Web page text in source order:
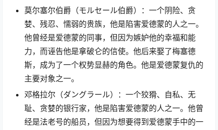
莫尔塞尔伯爵（モルセール伯爵）：一个阴险、贪
婪、残忍、懦弱的贵族，他是陷害爱德蒙的人之一。
他曾经是爱德蒙的同事，但因为嫉妒他的幸福和能
力，而诬告他是拿破仑的信使。他后来娶了梅塞德
斯，成为了一个权势显赫的角色。他是爱德蒙复仇的
主要对象之一。
邓格拉尔（ダングラール）：一个狡猾、自私、无
耻、贪婪的银行家，他是陷害爱德蒙的人之一。他曾
经是法老号的船员，但因为想要得到爱德蒙手中的一